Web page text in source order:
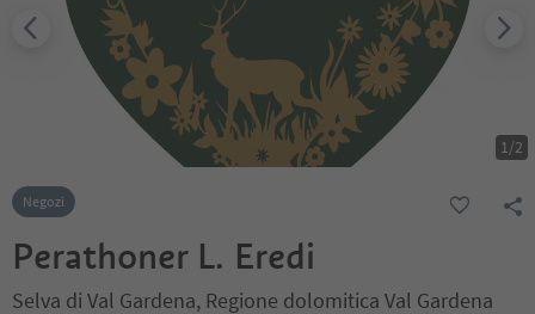
1/2
Negozi
Perathoner L. Eredi
Selva di Val Gardena, Regione dolomitica Val Gardena